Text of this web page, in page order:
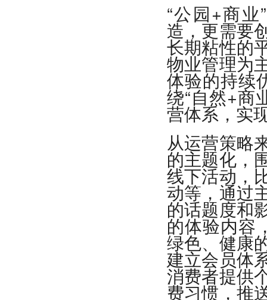
“公园+商
造，更需要
长期粘性的
物业管理为
体验的持续
绕“自然+商
营体系，实
从运营策略
的主题化，
线下活动，
动等，通过
的话题度和
的体验内容
绿色、健康
建立会员体
消费者提供
费习惯，推